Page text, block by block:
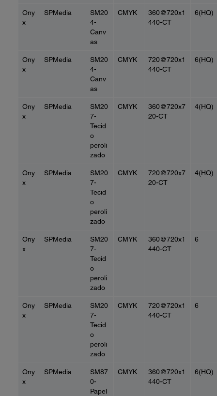
Ony
x
SPMedia
SM20
4-
Canv
as
CMYK
360@720x1
440-CT
6(HQ)
Ony
x
SPMedia
SM20
4-
Canv
as
CMYK
720@720x1
440-CT
6(HQ)
Ony
x
SPMedia
SM20
7-
Tecid
o
peroli
zado
CMYK
360@720x7
20-CT
4(HQ)
Ony
x
SPMedia
SM20
7-
Tecid
o
peroli
zado
CMYK
720@720x7
20-CT
4(HQ)
Ony
x
SPMedia
SM20
7-
Tecid
o
peroli
zado
CMYK
360@720x1
440-CT
6
Ony
x
SPMedia
SM20
7-
Tecid
o
peroli
zado
CMYK
720@720x1
440-CT
6
Ony
x
SPMedia
SM87
0-
Papel
CMYK
360@720x1
440-CT
6(HQ)